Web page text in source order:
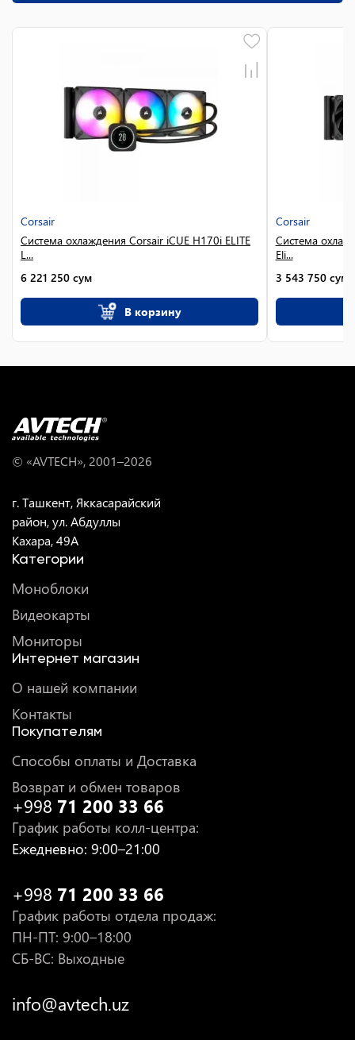
Corsair
Система охлаждения Corsair iCUE H170i ELITE
L...
6 221 250 сум
В корзину
Corsair
Система
Eli...
3 543 750 сум
© «AVTECH», 2001–2026
г. Ташкент, Яккасарайский
район, ул. Абдуллы
Кахара, 49A
Категории
Моноблоки
Видеокарты
Мониторы
Интернет магазин
О нашей компании
Контакты
Покупателям
Способы оплаты и Доставка
Возврат и обмен товаров
+998 71 200 33 66
График работы колл-центра:
Ежедневно: 9:00–21:00
+998 71 200 33 66
График работы отдела продаж:
ПН-ПТ: 9:00–18:00
СБ-ВС: Выходные
info@avtech.uz